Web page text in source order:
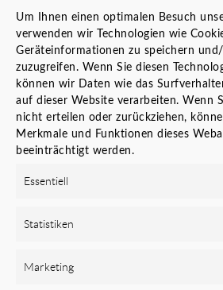
Um Ihnen einen optimalen Besuch
verwenden wir Technologien wie
Geräteinformationen zu speichern
zuzugreifen. Wenn Sie diesen
können wir Daten wie das
auf dieser Website verarbeiten. Wenn
nicht erteilen oder zurückziehen,
Merkmale und Funktionen dieses
beeinträchtigt werden.
Essentiell
Statistiken
Marketing
Bauherrenvertretung
Innenarchitekt Banken
Örtliche Bauaufsicht (ÖBA)
Planungs- und Baustellenkoordinator
LINKS
Karriere
Cookie-Richtlinie (EU)
Newsletter